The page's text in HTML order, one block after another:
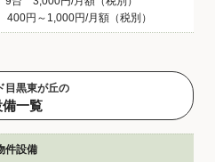
400円～1,000円/月額（税別）
目黒東が丘の
備一覧
件設備